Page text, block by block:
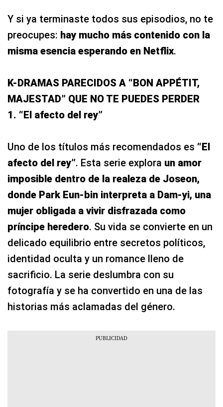
Y si ya terminaste todos sus episodios, no te
preocupes: hay mucho más contenido con la
misma esencia esperando en Netflix.
K-DRAMAS PARECIDOS A “BON APPÉTIT,
MAJESTAD” QUE NO TE PUEDES PERDER
1. “El afecto del rey”
Uno de los títulos más recomendados es “El
afecto del rey”. Esta serie explora un amor
imposible dentro de la realeza de Joseon,
donde Park Eun-bin interpreta a Dam-yi, una
mujer obligada a vivir disfrazada como
príncipe heredero. Su vida se convierte en un
delicado equilibrio entre secretos políticos,
identidad oculta y un romance lleno de
sacrificio. La serie deslumbra con su
fotografía y se ha convertido en una de las
historias más aclamadas del género.